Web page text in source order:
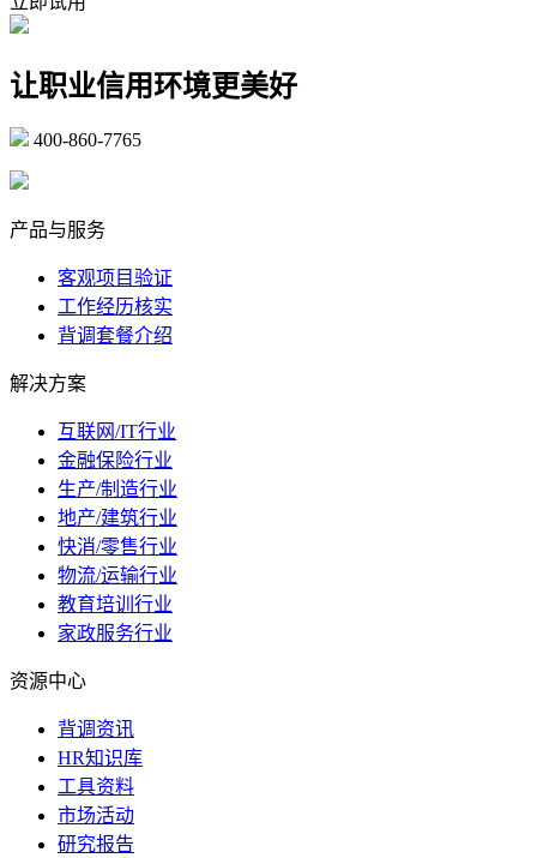
让职业信用环境更美好
400-860-7765
产品与服务
客观项目验证
工作经历核实
背调套餐介绍
解决方案
互联网/IT行业
金融保险行业
生产/制造行业
地产/建筑行业
快消/零售行业
物流/运输行业
教育培训行业
家政服务行业
资源中心
背调资讯
HR知识库
工具资料
市场活动
研究报告